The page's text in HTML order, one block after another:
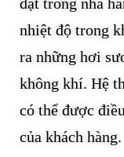
nhiệt độ trong
ra những hơi
không khí. Hệ
có thể được
của khách hàng.